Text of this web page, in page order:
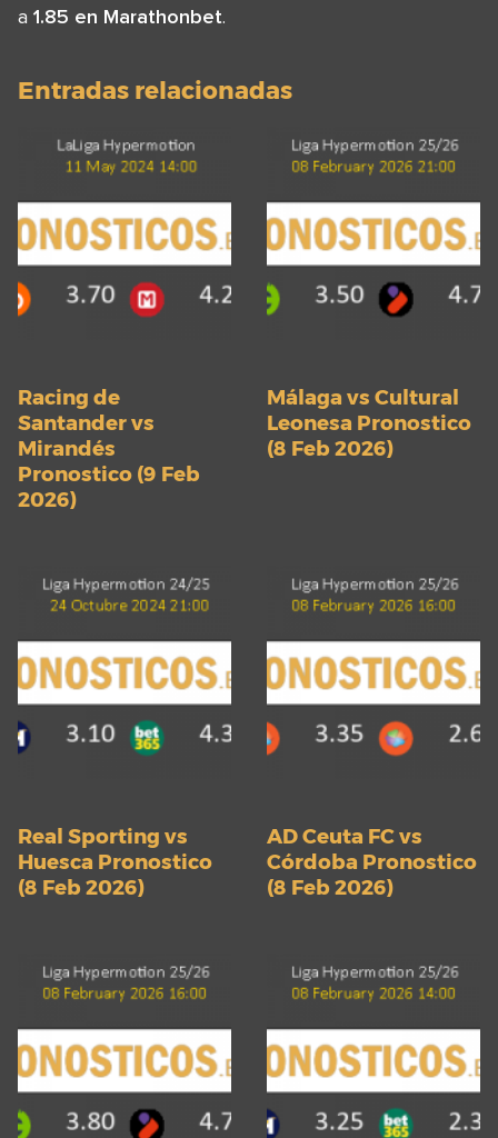
a 1.85 en Marathonbet.
Entradas relacionadas
Racing de
Santander vs
Mirandés
Pronostico (9 Feb
2026)
Málaga vs Cultural
Leonesa Pronostico
(8 Feb 2026)
Real Sporting vs
Huesca Pronostico
(8 Feb 2026)
AD Ceuta FC vs
Córdoba Pronostico
(8 Feb 2026)